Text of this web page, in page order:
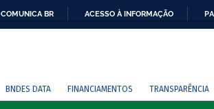
COMUNICA BR ACESSO À INFORMAÇÃO
BNDES DATA FINANCIAMENTOS TRANSPARÊNCIA